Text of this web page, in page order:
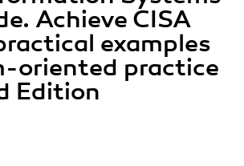
Achieve CISA
examples
oriented practice
Edition